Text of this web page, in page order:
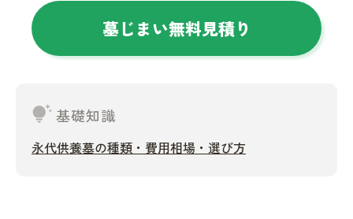
墓じまい無料見積り
tips_and_updates基礎知識
永代供養墓の種類・費用相場・選び方